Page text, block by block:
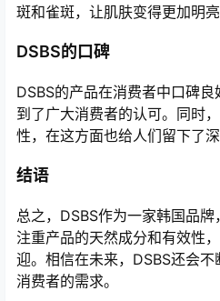
斑和雀斑，让肌肤变得更加明亮
DSBS的口碑
DSBS的产品在消费者中口碑
到了广大消费者的认可。同时
性，在这方面也给人们留下了深
结语
总之，DSBS作为一家韩国品牌
注重产品的天然成分和有效性
迎。相信在未来，DSBS还会
消费者的需求。